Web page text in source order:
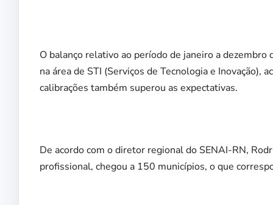
O balanço relativo ao período de janeiro a
na área de STI (Serviços de Tecnologia e Inovação),
calibrações também superou as expectativas.
De acordo com o diretor regional do SENAI-RN,
profissional, chegou a 150 municípios, o que